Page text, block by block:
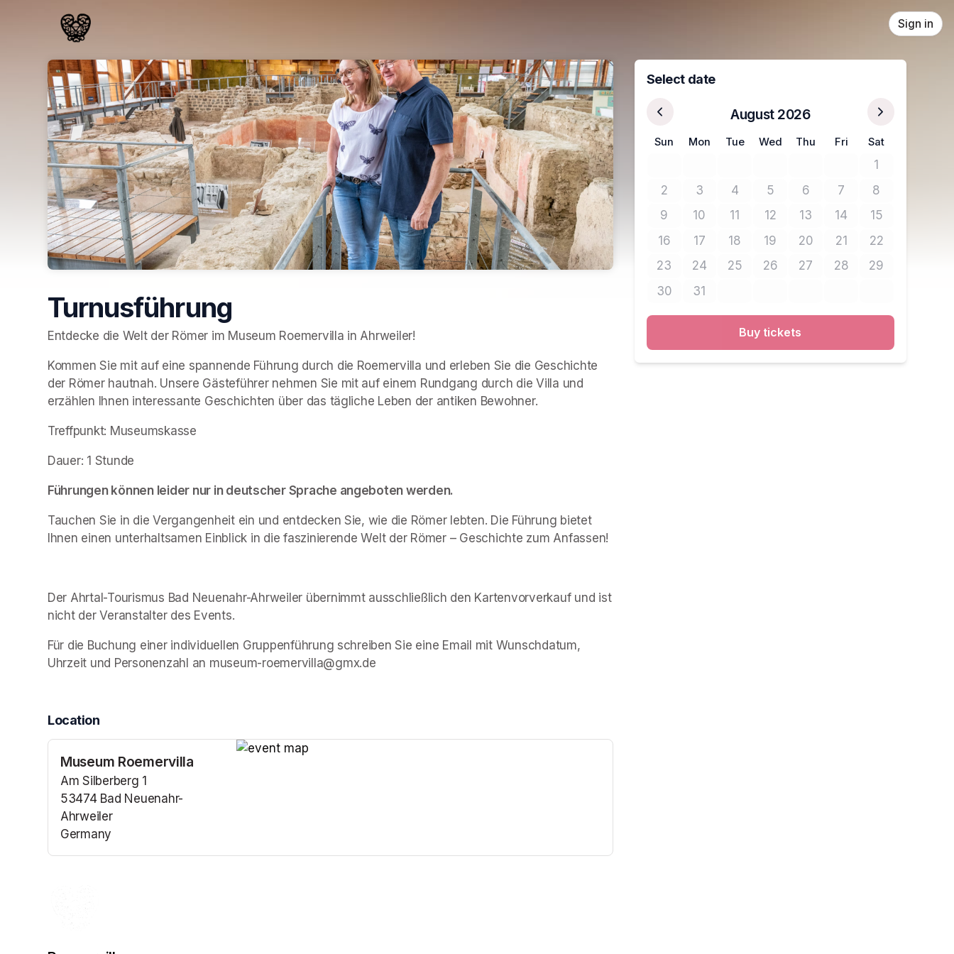
Sign in
Turnusführung
Entdecke die Welt der Römer im Museum Roemervilla in Ahrweiler!
Kommen Sie mit auf eine spannende Führung durch die Roemervilla und erleben Sie die Geschichte
der Römer hautnah. Unsere Gästeführer nehmen Sie mit auf einem Rundgang durch die Villa und
erzählen Ihnen interessante Geschichten über das tägliche Leben der antiken Bewohner.
Treffpunkt: Museumskasse
Dauer: 1 Stunde
Führungen können leider nur in deutscher Sprache angeboten werden.
Tauchen Sie in die Vergangenheit ein und entdecken Sie, wie die Römer lebten. Die Führung bietet
Ihnen einen unterhaltsamen Einblick in die faszinierende Welt der Römer – Geschichte zum Anfassen!
Der Ahrtal-Tourismus Bad Neuenahr-Ahrweiler übernimmt ausschließlich den Kartenvorverkauf und ist
nicht der Veranstalter des Events.
Für die Buchung einer individuellen Gruppenführung schreiben Sie eine Email mit Wunschdatum,
Uhrzeit und Personenzahl an museum-roemervilla@gmx.de
Location
Museum Roemervilla
Am Silberberg 1
53474 Bad Neuenahr-
Ahrweiler
Germany
(opens in a new tab)
Select date
August 2026
Sun Mon Tue Wed Thu Fri Sat
1No tickets
2No tickets available
3No tickets available
4No tickets available
5No tickets available
6No tickets available
7No tickets available
8No tickets
9No tickets available
10No tickets available
11No tickets available
12No tickets available
13No tickets available
14No tickets available
15No tickets
16No tickets available
17No tickets available
18No tickets available
19No tickets available
20No tickets available
21No tickets available
22No tickets
23No tickets available
24No tickets available
25No tickets available
26No tickets available
27No tickets available
28No tickets available
29No tickets
30No tickets available
31No tickets available
Buy tickets